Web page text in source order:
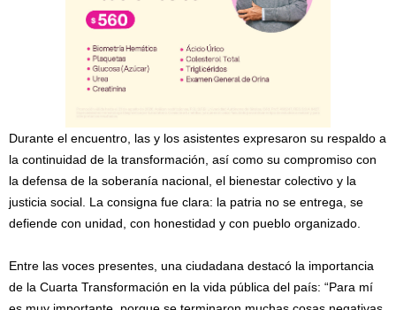
Durante el encuentro, las y los asistentes expresaron su respaldo a
la continuidad de la transformación, así como su compromiso con
la defensa de la soberanía nacional, el bienestar colectivo y la
justicia social. La consigna fue clara: la patria no se entrega, se
defiende con unidad, con honestidad y con pueblo organizado.
Entre las voces presentes, una ciudadana destacó la importancia
de la Cuarta Transformación en la vida pública del país: “Para mí